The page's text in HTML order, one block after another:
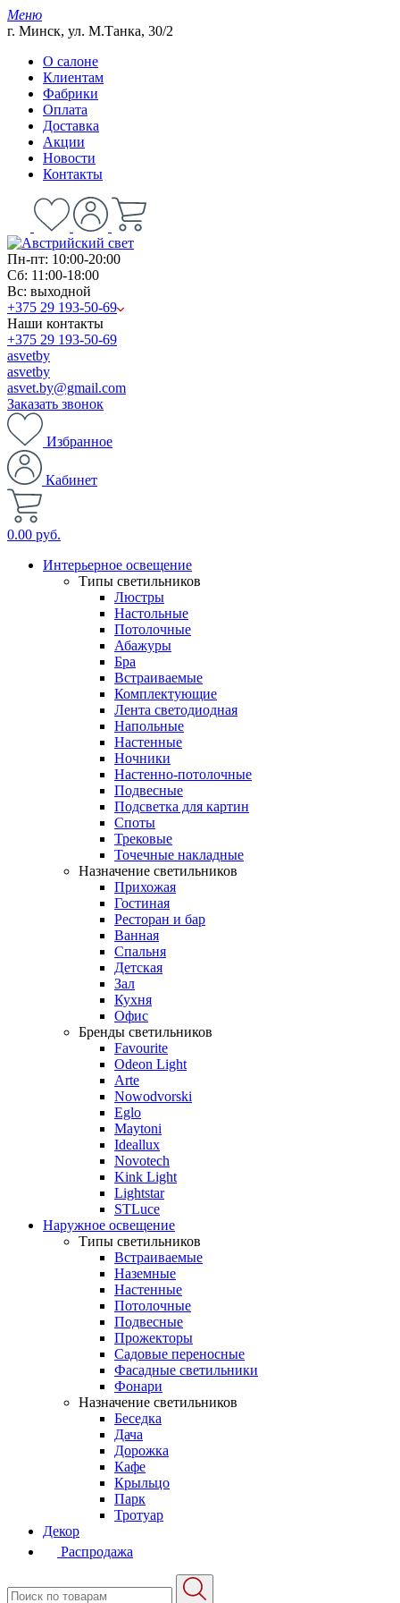
Меню
г. Минск, ул. М.Танка, 30/2
О салоне
Клиентам
Фабрики
Оплата
Доставка
Акции
Новости
Контакты
Пн-пт: 10:00-20:00
Сб: 11:00-18:00
Вс: выходной
+375 29 193-50-69
Наши контакты
+375 29 193-50-69
asvetby
asvetby
asvet.by@gmail.com
Заказать звонок
Избранное
Кабинет
0.00 руб.
Интерьерное освещение
Типы светильников
Люстры
Настольные
Потолочные
Абажуры
Бра
Встраиваемые
Комплектующие
Лента светодиодная
Напольные
Настенные
Ночники
Настенно-потолочные
Подвесные
Подсветка для картин
Споты
Трековые
Точечные накладные
Назначение светильников
Прихожая
Гостиная
Ресторан и бар
Ванная
Спальня
Детская
Зал
Кухня
Офис
Бренды светильников
Favourite
Odeon Light
Arte
Nowodvorski
Eglo
Maytoni
Ideallux
Novotech
Kink Light
Lightstar
STLuce
Наружное освещение
Типы светильников
Встраиваемые
Наземные
Настенные
Потолочные
Подвесные
Прожекторы
Садовые переносные
Фасадные светильники
Фонари
Назначение светильников
Беседка
Дача
Дорожка
Кафе
Крыльцо
Парк
Тротуар
Декор
Распродажа